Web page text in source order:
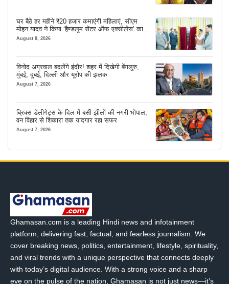
घर बैठे हर महीने ₹20 हजार कमाएंगी महिलाएं, सीएम
मोहन यादव ने किया ‘हैण्डलूम सेंटर ऑफ एक्सीलेंस’ का
शुभारंभ
August 8, 2026
विनोद अग्रवाल बदलेंगे इंदौर! शहर में दिखेगी बेंगलुरु,
मुंबई, दुबई, दिल्ली और यूरोप की झलक
August 7, 2026
ब्रिक्स डेलीगेट्स के दिल में बसी झीलों की नगरी भोपाल,
वन विहार से शिकारा तक यादगार रहा सफर
August 7, 2026
Ghamasan.com is a leading Hindi news and infotainment
platform, delivering fast, factual, and fearless journalism. We
cover breaking news, politics, entertainment, lifestyle, spirituality,
and viral trends with a unique perspective that connects deeply
with today’s digital audience. With a strong voice and a sharp
eye on the pulse of the nation, Ghamasan is not just news—it’s